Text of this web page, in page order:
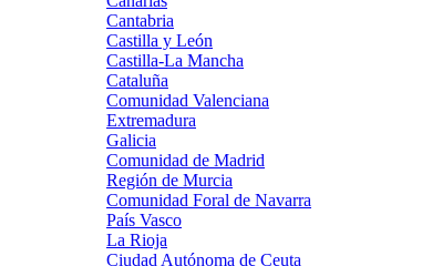
Cantabria
Castilla y León
Castilla-La Mancha
Cataluña
Comunidad Valenciana
Extremadura
Galicia
Comunidad de Madrid
Región de Murcia
Comunidad Foral de Navarra
País Vasco
La Rioja
Ciudad Autónoma de Ceuta